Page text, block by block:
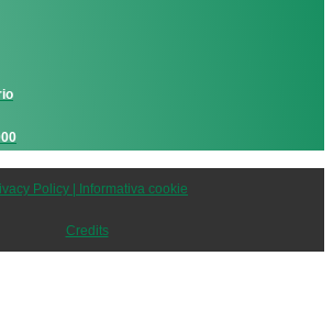
Policy | Informativa cookie
Credits